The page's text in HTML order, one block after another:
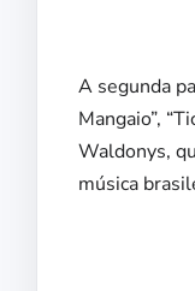
A segunda
Mangaio”,
Waldonys,
música